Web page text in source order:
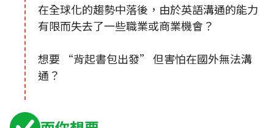
在全球化的趨勢中落後，由於英語溝通的能力
有限而失去了一些職業或商業機會？
想要 “背起書包出發” 但害怕在國外無法溝
通？